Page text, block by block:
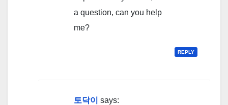
a question, can you help
me?
REPLY
토닥이 says: